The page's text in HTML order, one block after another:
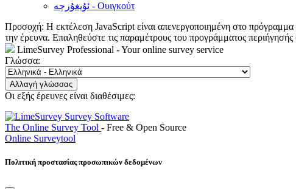
ئۇيغۇرچە - Ουιγκούτ
Προσοχή: Η εκτέλεση JavaScript είναι απενεργοποιημένη στο πρόγραμμα
την έρευνα. Επαληθεύστε τις παραμέτρους του προγράμματος περιήγησής
LimeSurvey Professional - Your online survey service
Γλώσσα:
Αλλαγή γλώσσας
Οι εξής έρευνες είναι διαθέσιμες:
The Online Survey Tool - Free & Open Source
Online Surveytool
Πολιτική προστασίας προσωπικών δεδομένων